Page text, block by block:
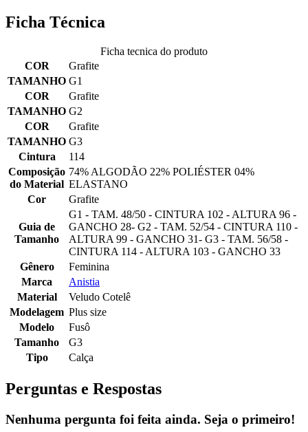
Ficha Técnica
Ficha tecnica do produto
COR
Grafite
TAMANHO G1
COR
Grafite
TAMANHO G2
COR
Grafite
TAMANHO G3
Cintura
114
Composição
do Material
74% ALGODÃO 22% POLIÉSTER 04%
ELASTANO
Cor
Grafite
Guia de
Tamanho
G1 - TAM. 48/50 - CINTURA 102 - ALTURA 96 -
GANCHO 28- G2 - TAM. 52/54 - CINTURA 110 -
ALTURA 99 - GANCHO 31- G3 - TAM. 56/58 -
CINTURA 114 - ALTURA 103 - GANCHO 33
Gênero
Feminina
Marca
Anistia
Material
Veludo Cotelê
Modelagem Plus size
Modelo
Fusô
Tamanho
G3
Tipo
Calça
Perguntas e Respostas
Nenhuma pergunta foi feita ainda. Seja o primeiro!